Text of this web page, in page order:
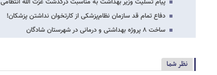
دفاع تمام قد سازمان نظام‌پزشکی از کارتخوان نداشتن پزشکان!
ساخت ۸ پروژه بهداشتی و درمانی در شهرستان شادگان
نظر شما